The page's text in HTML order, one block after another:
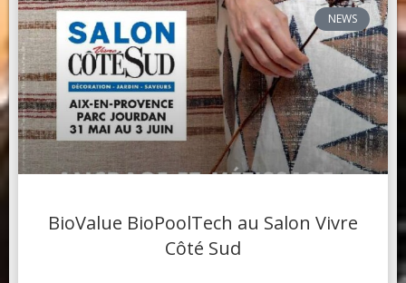
NEWS
BioValue BioPoolTech au Salon Vivre
Côté Sud